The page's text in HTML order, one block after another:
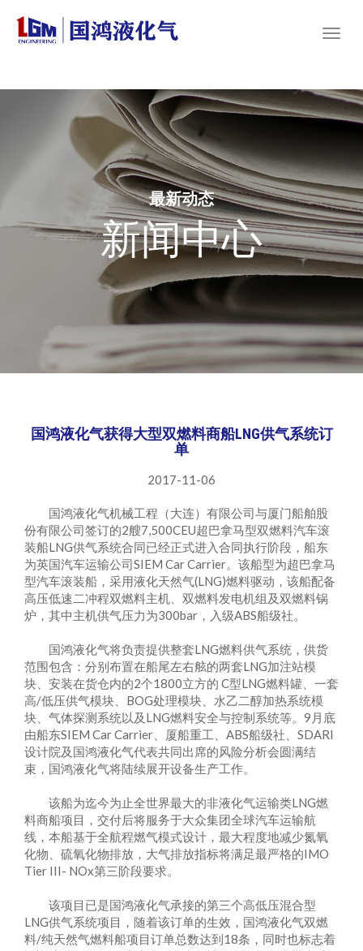
最新动态
新闻中心
国鸿液化气获得大型双燃料商船LNG供气系统订
单
2017-11-06
国鸿液化气机械工程（大连）有限公司与厦门船舶股
份有限公司签订的2艘7,500CEU超巴拿马型双燃料汽车滚
装船LNG供气系统合同已经正式进入合同执行阶段，船东
为英国汽车运输公司SIEM Car Carrier。该船型为超巴拿马
型汽车滚装船，采用液化天然气(LNG)燃料驱动，该船配备
高压低速二冲程双燃料主机、双燃料发电机组及双燃料锅
炉，其中主机供气压力为300bar，入级ABS船级社。
国鸿液化气将负责提供整套LNG燃料供气系统，供货
范围包含：分别布置在船尾左右舷的两套LNG加注站模
块、安装在货仓内的2个1800立方的 C型LNG燃料罐、一套
高/低压供气模块、BOG处理模块、水乙二醇加热系统模
块、气体探测系统以及LNG燃料安全与控制系统等。9月底
由船东SIEM Car Carrier、厦船重工、ABS船级社、SDARI
设计院及国鸿液化气代表共同出席的风险分析会圆满结
束，国鸿液化气将陆续展开设备生产工作。
该船为迄今为止全世界最大的非液化气运输类LNG燃
料商船项目，交付后将服务于大众集团全球汽车运输航
线，本船基于全航程燃气模式设计，最大程度地减少氮氧
化物、硫氧化物排放，大气排放指标将满足最严格的IMO
Tier III- NOx第三阶段要求。
该项目已是国鸿液化气承接的第三个高低压混合型
LNG供气系统项目，随着该订单的生效，国鸿液化气双燃
料/纯天然气燃料船项目订单总数达到18条，同时也标志着